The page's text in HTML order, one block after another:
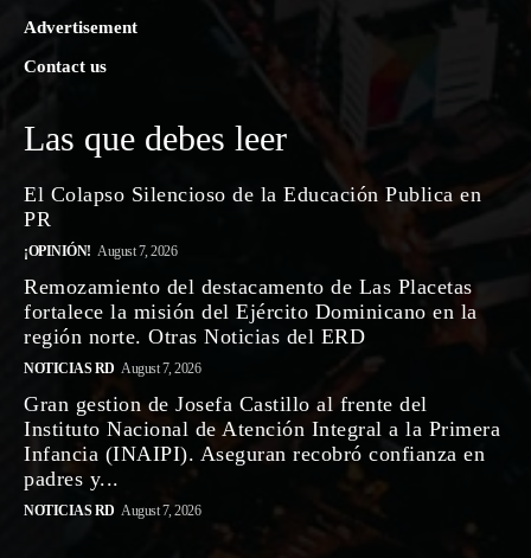
Advertisement
Contact us
Las que debes leer
El Colapso Silencioso de la Educación Publica en
PR
¡OPINIÓN! August 7, 2026
Remozamiento del destacamento de Las Placetas
fortalece la misión del Ejército Dominicano en la
región norte. Otras Noticias del ERD
NOTICIAS RD August 7, 2026
Gran gestion de Josefa Castillo al frente del
Instituto Nacional de Atención Integral a la Primera
Infancia (INAIPI). Aseguran recobró confianza en
padres y...
NOTICIAS RD August 7, 2026